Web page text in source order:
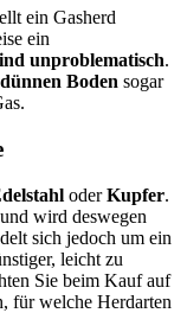
ein Gasherd
ein
unproblematisch.
dünnen Boden sogar
oderKupfer.
wird deswegen
sich jedoch um ein
leicht zu
Sie beim Kauf auf
für welche Herdarten